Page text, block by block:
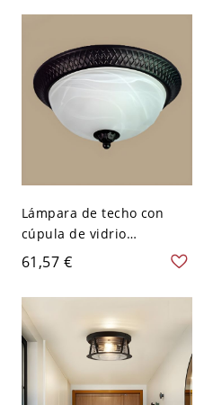
110 A 120 V Cuadrado
Lámpara de techo con
cúpula de vidrio
manchado gris de
LED/Incandescente/Fluore
scente - 110 A 120 V
Negro Estilo 1
61,57 €